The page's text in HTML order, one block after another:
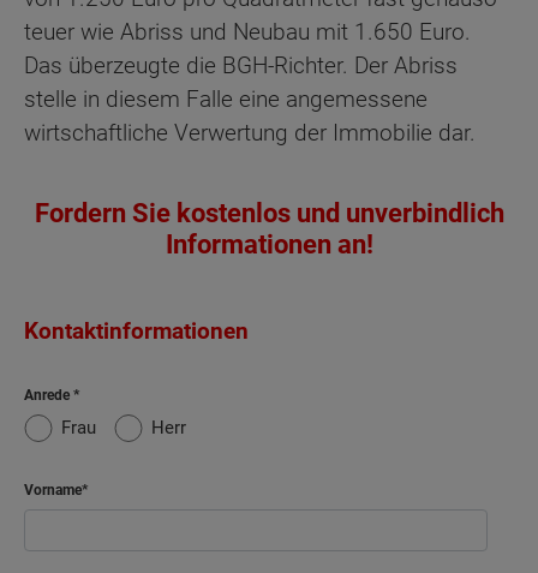
teuer wie Abriss und Neubau mit 1.650 Euro.
Das überzeugte die BGH-Richter. Der Abriss
stelle in diesem Falle eine angemessene
wirtschaftliche Verwertung der Immobilie dar.
Fordern Sie kostenlos und unverbindlich
Informationen an!
Kontaktinformationen
Anrede
Frau Herr
Vorname